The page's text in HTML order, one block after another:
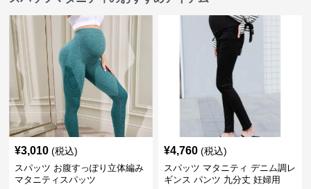
¥3,010 (税込)
スパッツ お腹すっぽり立体編み
マタニティスパッツ
¥4,760 (税込)
スパッツ マタニティ デニム調レ
ギンス パンツ 九分丈 妊婦用